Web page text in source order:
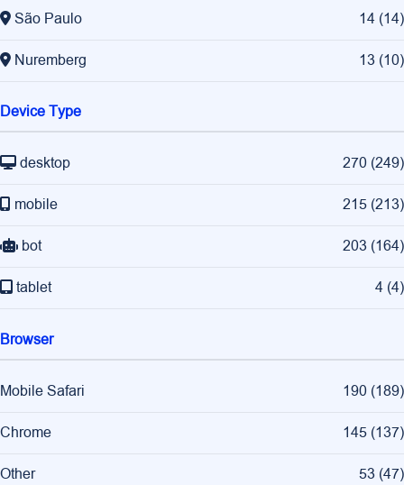
São Paulo 14 (14)
Nuremberg 13 (10)
Device Type
desktop 270 (249)
mobile 215 (213)
bot 203 (164)
tablet 4 (4)
Browser
Mobile Safari 190 (189)
Chrome 145 (137)
Other 53 (47)